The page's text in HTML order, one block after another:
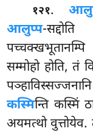
१२१.
आलुप्प-
पच्चक्खभूतानम्पि
सम्मोहो होति, तं
कस्मिन्ति कस्मिं
अयमत्थो वुत्तोयेव.